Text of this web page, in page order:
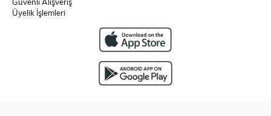
Üyelik İşlemleri